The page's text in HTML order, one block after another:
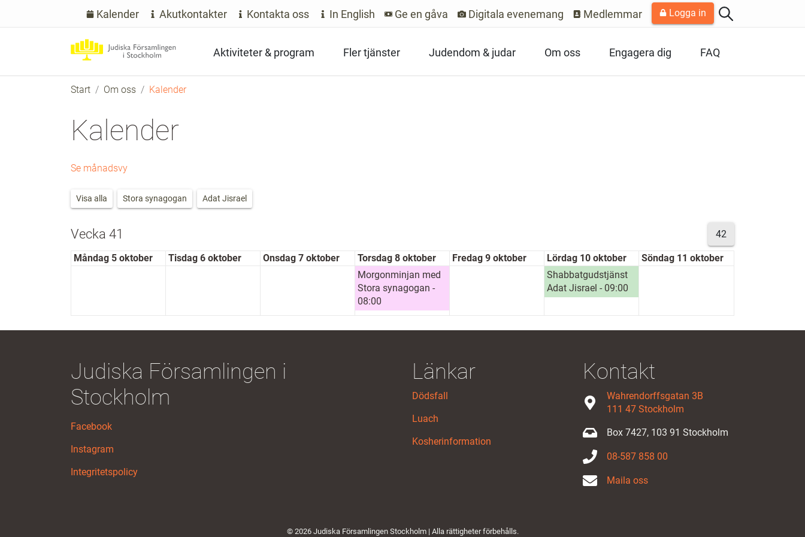
Kalender Akutkontakter Kontakta oss In English Ge en gåva Digitala evenemang Medlemmar Logga in
Aktiviteter & program Fler tjänster Judendom & judar Om oss Engagera dig FAQ
Start Om oss Kalender
Kalender
Se månadsvy
Visa alla Stora synagogan Adat Jisrael
Vecka 41 42
Måndag 5 oktober Tisdag 6 oktober Onsdag 7 oktober Torsdag 8 oktober Fredag 9 oktober Lördag 10 oktober
Söndag 11 oktober
Morgonminjan med
Stora synagogan -
08:00
Shabbatgudstjänst
Adat Jisrael - 09:00
Judiska Församlingen i
Stockholm
Facebook
Instagram
Integritetspolicy
Länkar
Dödsfall
Luach
Kosherinformation
Kontakt
Wahrendorffsgatan 3B
111 47 Stockholm
Box 7427, 103 91 Stockholm
08-587 858 00
Maila oss
© 2026 Judiska Församlingen Stockholm | Alla rättigheter förbehålls.